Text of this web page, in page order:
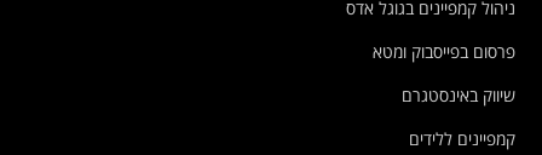
ניהול קמפיינים בגוגל אדס
פרסום בפייסבוק ומטא
שיווק באינסטגרם
קמפיינים ללידים